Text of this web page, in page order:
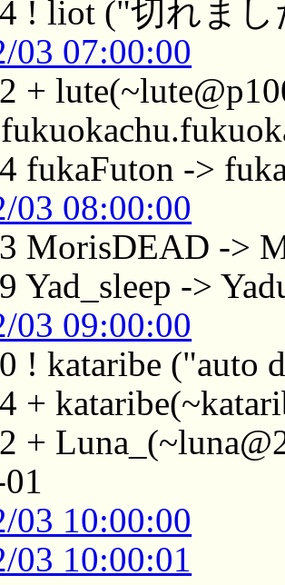
! liot ("切れま
03 07:00:00
+
fukaFuton ->
03 08:00:00
MorisDEAD ->
Yad_sleep ->
03 09:00:00
! kataribe ("auto
+
+
03 10:00:00
03 10:00:01